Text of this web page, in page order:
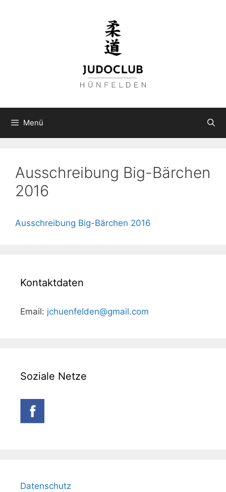
Menü
Ausschreibung Big-Bärchen
2016
Ausschreibung Big-Bärchen 2016
Kontaktdaten
Email: jchuenfelden@gmail.com
Soziale Netze
Datenschutz